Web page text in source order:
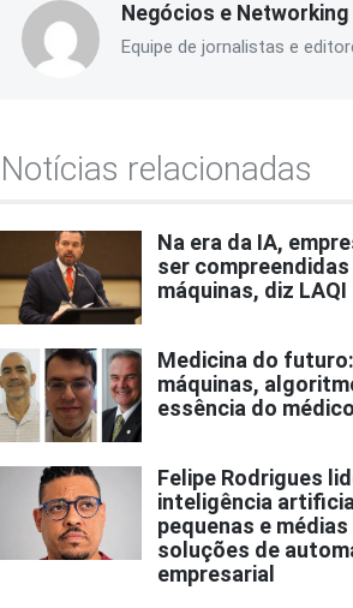
Negócios e Networking
Equipe de jornalistas e
Notícias relacionadas
Na era da IA,
ser
máquinas, diz LAQI
Medicina do
máquinas,
essência do
Felipe Rodrigues
inteligência
pequenas e
soluções de
empresarial